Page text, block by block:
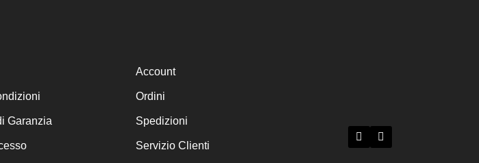
Garanzia
Account
Ordini
Spedizioni
Servizio Clienti